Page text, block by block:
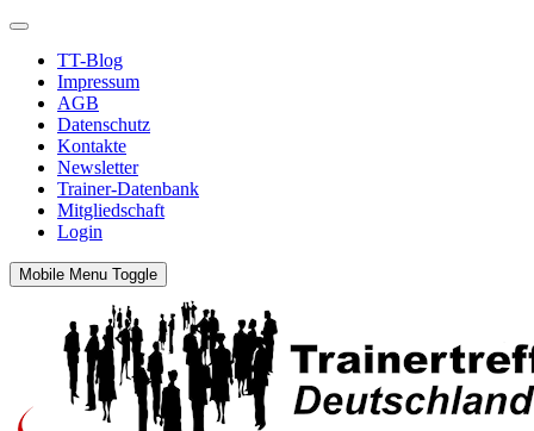
TT-Blog
Impressum
AGB
Datenschutz
Kontakte
Newsletter
Trainer-Datenbank
Mitgliedschaft
Login
Mobile Menu Toggle